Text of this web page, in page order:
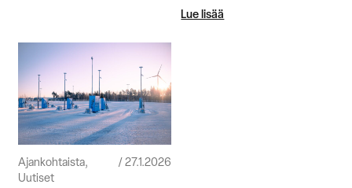
Lue lisää
Ajankohtaista,
Uutiset
27.1.2026